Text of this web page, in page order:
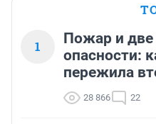
1
Пожар и
опасности:
пережила
28 866 22